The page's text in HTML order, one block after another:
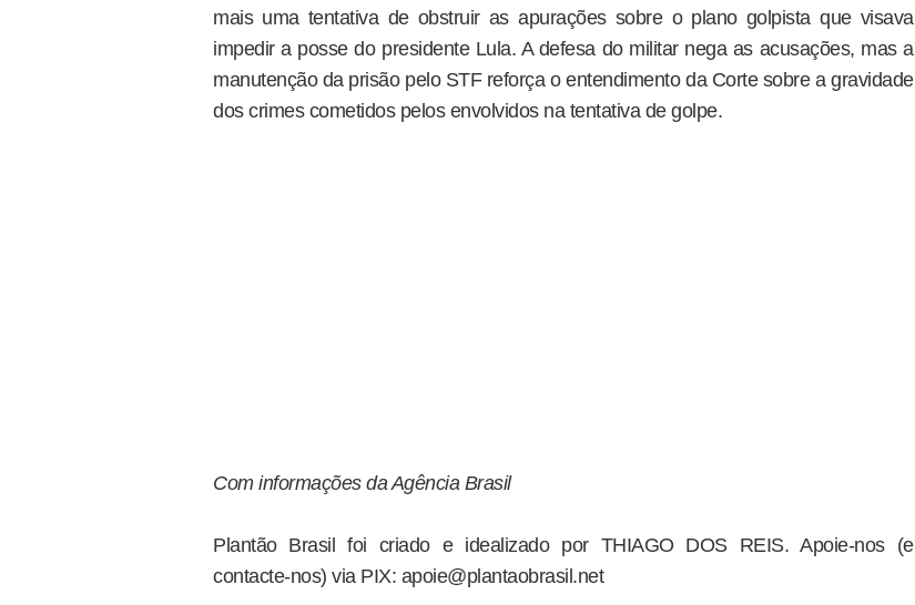
mais uma tentativa de obstruir as apurações sobre o plano golpista que visava
impedir a posse do presidente Lula. A defesa do militar nega as acusações, mas a
manutenção da prisão pelo STF reforça o entendimento da Corte sobre a gravidade
dos crimes cometidos pelos envolvidos na tentativa de golpe.
Com informações da Agência Brasil
Plantão Brasil foi criado e idealizado por THIAGO DOS REIS. Apoie-nos (e
contacte-nos) via PIX: apoie@plantaobrasil.net